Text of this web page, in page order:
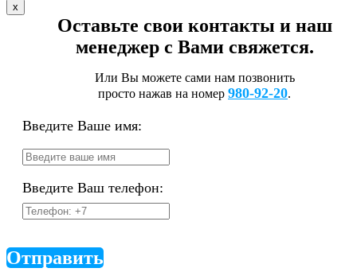
x
Оставьте свои контакты и наш
менеджер с Вами свяжется.
Или Вы можете сами нам позвонить
просто нажав на номер 980-92-20.
Введите Ваше имя:
Введите Ваш телефон:
Отправить